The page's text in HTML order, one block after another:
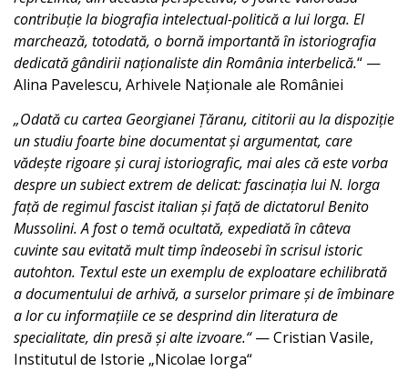
contribuție la biografia intelectual-politică a lui Iorga. El
marchează, totodată, o bornă importantă în istoriografia
dedicată gândirii naționaliste din România interbelică.“ —
Alina Pavelescu, Arhivele Naționale ale României
„Odată cu cartea Georgianei Țăranu, cititorii au la dispoziție
un studiu foarte bine documentat și argumentat, care
vădește rigoare și curaj istoriografic, mai ales că este vorba
despre un subiect extrem de delicat: fascinația lui N. Iorga
față de regimul fascist italian și față de dictatorul Benito
Mussolini. A fost o temă ocultată, expediată în câteva
cuvinte sau evitată mult timp îndeosebi în scrisul istoric
autohton. Textul este un exemplu de exploatare echilibrată
a documentului de arhivă, a surselor primare și de îmbinare
a lor cu informațiile ce se desprind din literatura de
specialitate, din presă și alte izvoare.“— Cristian Vasile,
Institutul de Istorie „Nicolae Iorga“